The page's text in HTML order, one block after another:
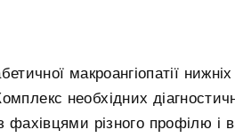
макроангіопатії нижніх
необхідних
фахівцями різного профілю і